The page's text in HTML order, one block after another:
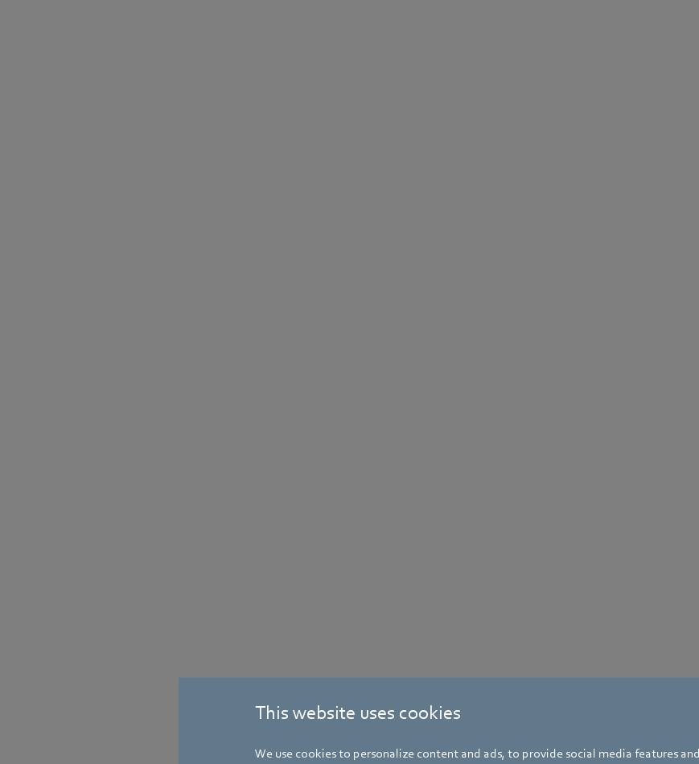
This website uses cookies
We use cookies to personalize content and ads, to provide social media features